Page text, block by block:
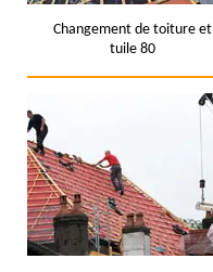
Changement de toiture et
tuile 80